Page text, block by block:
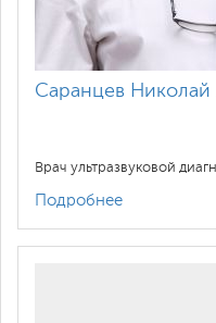
Саранцев Николай
Врач ультразвуковой
Подробнее